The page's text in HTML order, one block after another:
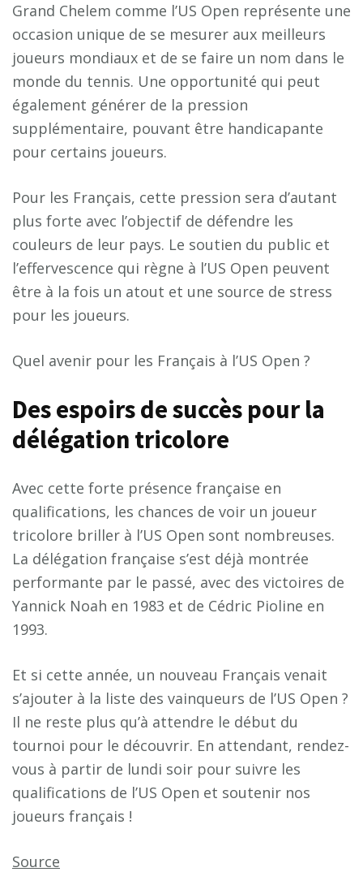
Grand Chelem comme l’US Open représente une
occasion unique de se mesurer aux meilleurs
joueurs mondiaux et de se faire un nom dans le
monde du tennis. Une opportunité qui peut
également générer de la pression
supplémentaire, pouvant être handicapante
pour certains joueurs.
Pour les Français, cette pression sera d’autant
plus forte avec l’objectif de défendre les
couleurs de leur pays. Le soutien du public et
l’effervescence qui règne à l’US Open peuvent
être à la fois un atout et une source de stress
pour les joueurs.
Quel avenir pour les Français à l’US Open ?
Des espoirs de succès pour la
délégation tricolore
Avec cette forte présence française en
qualifications, les chances de voir un joueur
tricolore briller à l’US Open sont nombreuses.
La délégation française s’est déjà montrée
performante par le passé, avec des victoires de
Yannick Noah en 1983 et de Cédric Pioline en
1993.
Et si cette année, un nouveau Français venait
s’ajouter à la liste des vainqueurs de l’US Open ?
Il ne reste plus qu’à attendre le début du
tournoi pour le découvrir. En attendant, rendez-
vous à partir de lundi soir pour suivre les
qualifications de l’US Open et soutenir nos
joueurs français !
Source